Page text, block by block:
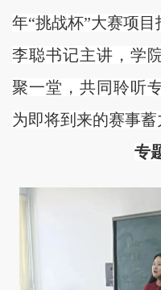
年“挑战杯”大赛项
李聪书记主讲，学
聚一堂，共同聆听
为即将到来的赛事蓄
专